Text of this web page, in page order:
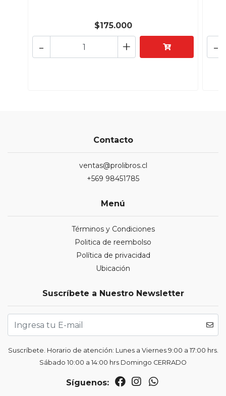
$175.000
+
- -
Contacto
ventas@prolibros.cl
+569 98451785
Menú
Términos y Condiciones
Politica de reembolso
Política de privacidad
Ubicación
Suscríbete a Nuestro Newsletter
Suscríbete. Horario de atención: Lunes a Viernes 9:00 a 17:00 hrs.
Sábado 10:00 a 14:00 hrs Domingo CERRADO
Síguenos: